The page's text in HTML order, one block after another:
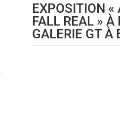
EXPOSITION «
FALL REAL » À
GALERIE GT À